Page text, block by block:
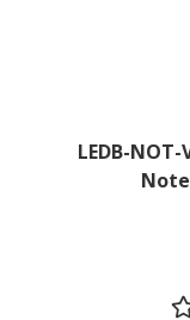
LEDB-NOT-